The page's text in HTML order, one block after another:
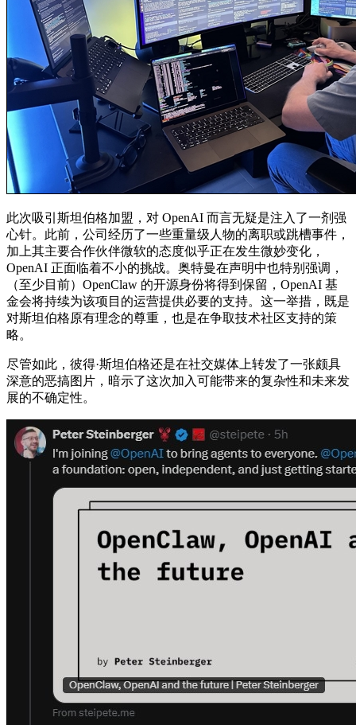
此次吸引斯坦伯格加盟，对 OpenAI 而言无疑是注入了一剂强
心针。此前，公司经历了一些重量级人物的离职或跳槽事件，
加上其主要合作伙伴微软的态度似乎正在发生微妙变化，
OpenAI 正面临着不小的挑战。奥特曼在声明中也特别强调，
（至少目前）OpenClaw 的开源身份将得到保留，OpenAI 基
金会将持续为该项目的运营提供必要的支持。这一举措，既是
对斯坦伯格原有理念的尊重，也是在争取技术社区支持的策
略。
尽管如此，彼得·斯坦伯格还是在社交媒体上转发了一张颇具
深意的恶搞图片，暗示了这次加入可能带来的复杂性和未来发
展的不确定性。